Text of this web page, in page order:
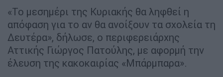
«Το μεσημέρι της Κυριακής θα ληφθεί η
απόφαση για το αν θα ανοίξουν τα σχολεία τη
Δευτέρα», δήλωσε, ο περιφερειάρχης
Αττικής Γιώργος Πατούλης, με αφορμή την
έλευση της κακοκαιρίας «Μπάρμπαρα».